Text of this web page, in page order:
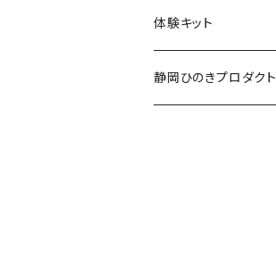
体験キット
静岡ひのきプロダクト